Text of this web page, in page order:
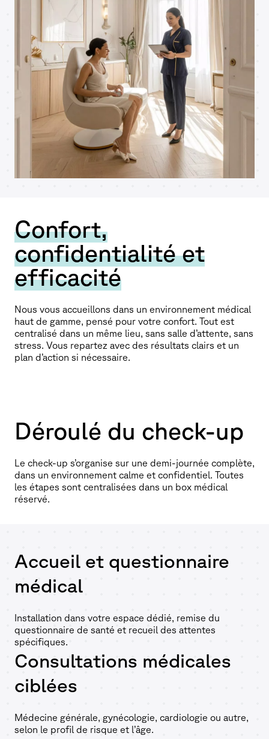
Confort,
confidentialité et
efficacité
Nous vous accueillons dans un environnement médical
haut de gamme, pensé pour votre confort. Tout est
centralisé dans un même lieu, sans salle d’attente, sans
stress. Vous repartez avec des résultats clairs et un
plan d’action si nécessaire.
Déroulé du check-up
Le check-up s’organise sur une demi-journée complète,
dans un environnement calme et confidentiel. Toutes
les étapes sont centralisées dans un box médical
réservé.
Accueil et questionnaire
médical
Installation dans votre espace dédié, remise du
questionnaire de santé et recueil des attentes
spécifiques.
Consultations médicales
ciblées
Médecine générale, gynécologie, cardiologie ou autre,
selon le profil de risque et l’âge.